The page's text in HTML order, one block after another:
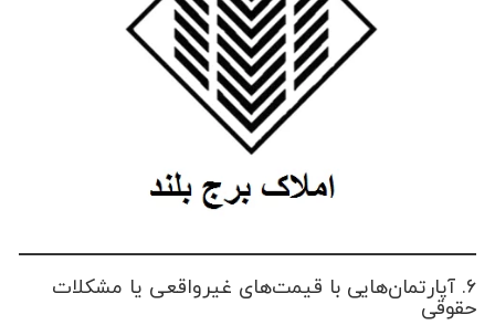
۶. آپارتمان‌هایی با قیمت‌های غیرواقعی یا مشکلات
حقوقی